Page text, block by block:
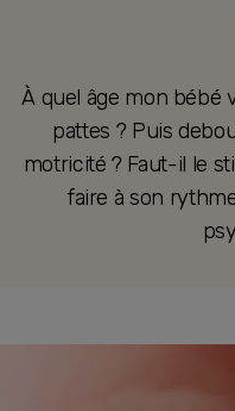
À quel âge mon bébé
pattes ? Puis
motricité ? Faut-il le
faire à son